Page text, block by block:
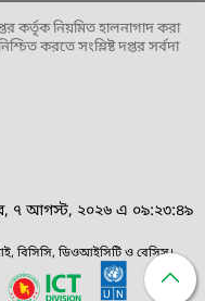
কর্তৃক নিয়মিত হালনাগাদ করা
করতে সংশ্লিষ্ট দপ্তর সর্বদা
৭ আগস্ট, ২০২৬ এ ০৯:২৩:৪৯
বিসিসি, ডিওআইসিটি ও বেসিস।